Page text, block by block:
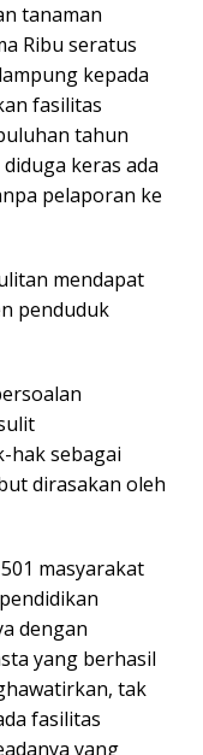
tanaman
Ribu seratus
kepada
fasilitas
tahun
keras ada
pelaporan ke
mendapat
penduduk
hak sebagai
dirasakan oleh
masyarakat
dengan
yang berhasil
tak
fasilitas
yang